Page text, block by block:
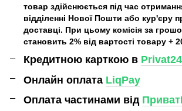
товар здійснюється під час
відділенні Нової Пошти або кур'єру
доставці. При цьому комісія за
становить 2% від вартості товару +
Кредитною карткою в Privat24
Онлайн оплата LiqPay
Оплата частинами від